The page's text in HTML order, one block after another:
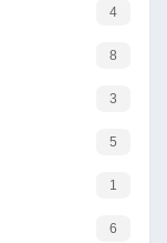
4
8
3
5
1
6